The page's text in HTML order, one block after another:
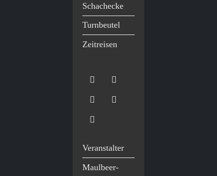
Schachecke
Turnbeutel
Zeitreisen
Veranstalter
Maulbeer-